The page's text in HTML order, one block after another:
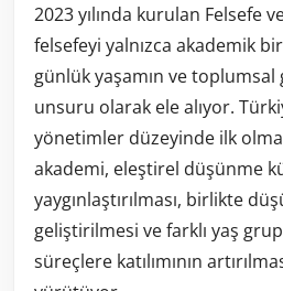
2023 yılında kurulan Felsefe
felsefeyi yalnızca akademik
günlük yaşamın ve
unsuru olarak ele alıyor.
yönetimler düzeyinde ilk
akademi, eleştirel düşünme
yaygınlaştırılması, birlikte
geliştirilmesi ve farklı yaş
süreçlere katılımının